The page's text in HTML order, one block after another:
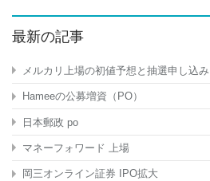
最新の記事
メルカリ上場の初値予想と抽選申し込み
Hameeの公募増資（PO）
日本郵政 po
マネーフォワード 上場
岡三オンライン証券 IPO拡大